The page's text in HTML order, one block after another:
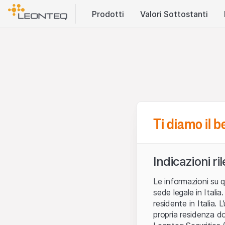
Prodotti Valori Sottostanti
Ti diamo il
Indicazioni
Le informazioni su
sede legale in
residente in Italia.
propria residenza